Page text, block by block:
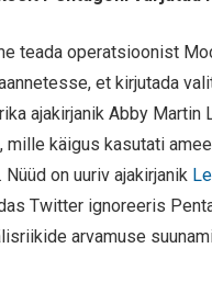
teada operatsioonist
et kirjutada
ajakirjanik Abby Martin
mille käigus kasutati
on uuriv ajakirjanik
Twitter ignoreeris
arvamuse